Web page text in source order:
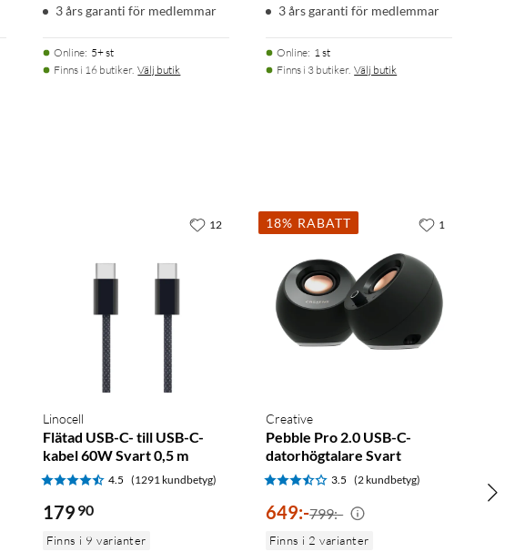
3 års garanti för medlemmar
Online: 5+ st
Finns i 16 butiker. Välj butik
3 års garanti för medlemmar
Online: 1 st
Finns i 3 butiker. Välj butik
Linocell
Flätad USB-C- till USB-C-
kabel 60W Svart 0,5 m
4.5 (1291 kundbetyg)
179 90
Finns i 9 varianter
12 18% RABATT
Creative
Pebble Pro 2.0 USB-C-
datorhögtalare Svart
3.5 (2 kundbetyg)
649:-799:-
Finns i 2 varianter
1